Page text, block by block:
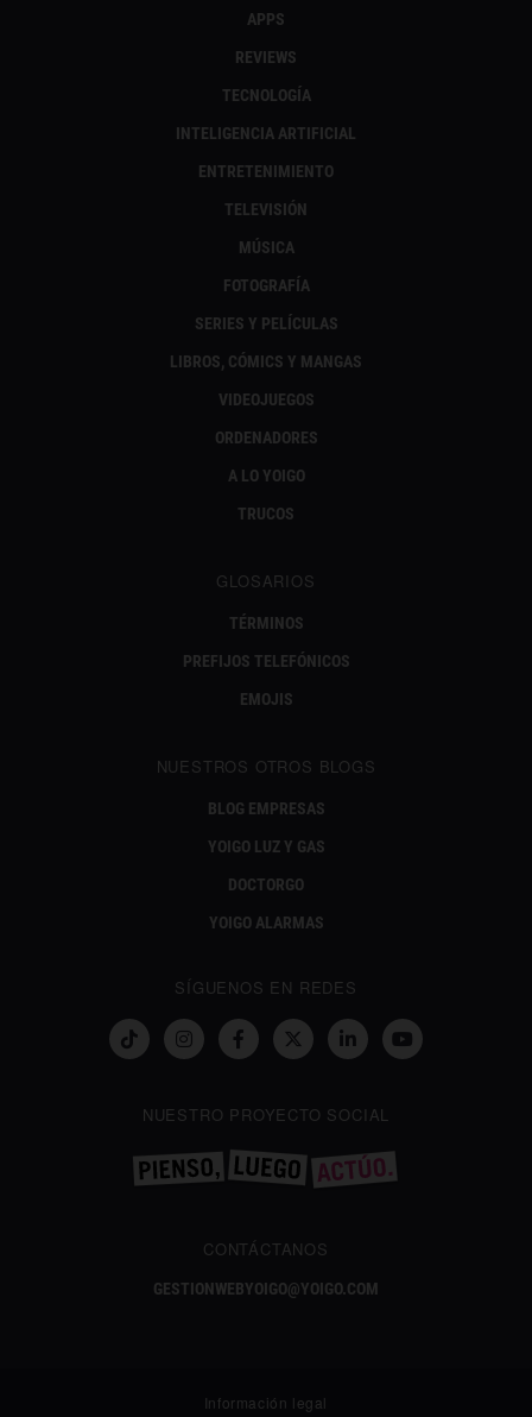
APPS
REVIEWS
TECNOLOGÍA
INTELIGENCIA ARTIFICIAL
ENTRETENIMIENTO
TELEVISIÓN
MÚSICA
FOTOGRAFÍA
SERIES Y PELÍCULAS
LIBROS, CÓMICS Y MANGAS
VIDEOJUEGOS
ORDENADORES
A LO YOIGO
TRUCOS
GLOSARIOS
TÉRMINOS
PREFIJOS TELEFÓNICOS
EMOJIS
NUESTROS OTROS BLOGS
BLOG EMPRESAS
YOIGO LUZ Y GAS
DOCTORGO
YOIGO ALARMAS
SÍGUENOS EN REDES
NUESTRO PROYECTO SOCIAL
CONTÁCTANOS
GESTIONWEBYOIGO@YOIGO.COM
Información legal